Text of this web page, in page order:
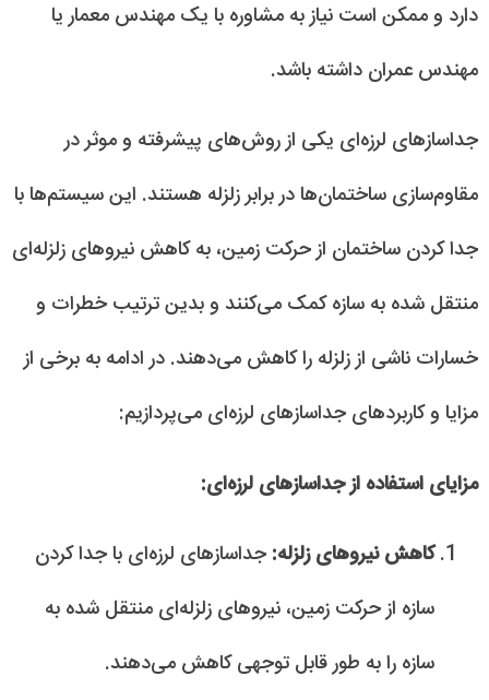
دارد و ممکن است نیاز به مشاوره با یک مهندس معمار یا
مهندس عمران داشته باشد.
جداسازهای لرزه‌ای یکی از روش‌های پیشرفته و موثر در
مقاوم‌سازی ساختمان‌ها در برابر زلزله هستند. این سیستم‌ها با
جدا کردن ساختمان از حرکت زمین، به کاهش نیروهای زلزله‌ای
منتقل شده به سازه کمک می‌کنند و بدین ترتیب خطرات و
خسارات ناشی از زلزله را کاهش می‌دهند. در ادامه به برخی از
مزایا و کاربردهای جداسازهای لرزه‌ای می‌پردازیم:
مزایای استفاده از جداسازهای لرزه‌ای:
کاهش نیروهای زلزله: جداسازهای لرزه‌ای با جدا کردن
سازه از حرکت زمین، نیروهای زلزله‌ای منتقل شده به
سازه را به طور قابل توجهی کاهش می‌دهند.